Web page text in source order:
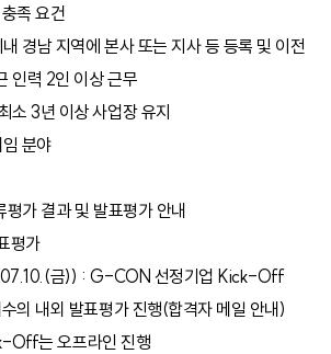
족 요건
경남 지역에 본사 또는 지사 등 등록 및 이전
인력 2인 이상 근무
소 3년 이상 사업장 유지
분야
가 결과 및 발표평가 안내
평가
금)) : G-CON 선정기업 Kick-Off
의 내외 발표평가 진행(합격자 메일 안내)
는 오프라인 진행